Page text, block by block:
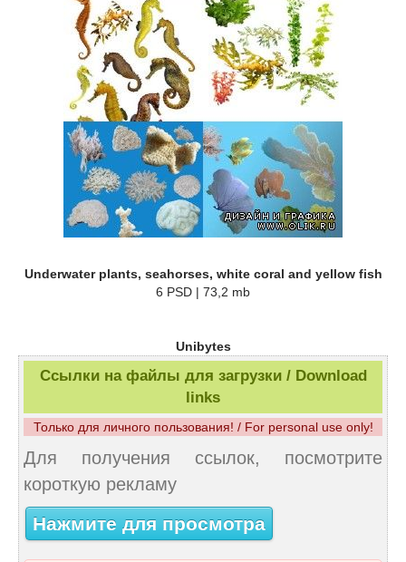
Underwater plants, seahorses, white coral and yellow fish
6 PSD | 73,2 mb
Unibytes
Ссылки на файлы для загрузки / Download
links
Только для личного пользования! / For personal use only!
Для получения ссылок, посмотрите
короткую рекламу
Нажмите для просмотра